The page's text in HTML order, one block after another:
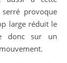
provoque
large réduit le
donc sur un